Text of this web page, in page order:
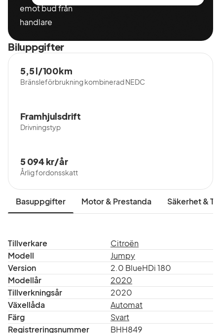
emot bud från
handlare
Biluppgifter
Bränsleförbrukning kombinerad NEDC
5,5 l/100km
Drivningstyp
Framhjulsdrift
Årlig fordonsskatt
5 094 kr/år
Basuppgifter Motor & Prestanda Säkerhet &
Tillverkare
Citroën
Modell
Jumpy
Version
2.0 BlueHDi 180
Modellår
2020
Tillverkningsår
2020
Växellåda
Automat
Färg
Svart
Registreringsnummer
BHH849